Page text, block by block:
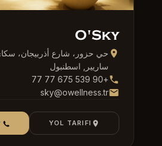
O'Sky
حي حزور، شارع أذربيجان،
ساريير, اسطنبول
+90 539 675 77 77
sky@owellness.tr
YOL TARIFI